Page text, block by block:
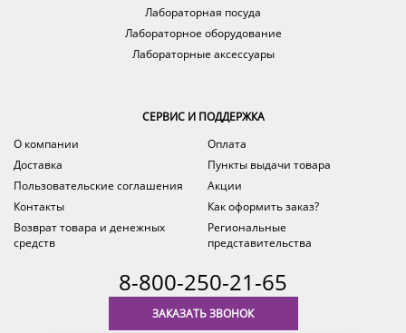
Лабораторная посуда
Лабораторное оборудование
Лабораторные аксессуары
СЕРВИС И ПОДДЕРЖКА
О компании
Оплата
Доставка
Пункты выдачи товара
Пользовательские соглашения
Акции
Контакты
Как оформить заказ?
Возврат товара и денежных
средств
Региональные
представительства
8-800-250-21-65
ЗАКАЗАТЬ ЗВОНОК